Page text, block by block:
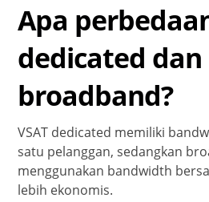
Apa
dedicated dan
broadband?
VSAT dedicated memiliki
satu pelanggan, sedangkan
menggunakan bandwidth
lebih ekonomis.